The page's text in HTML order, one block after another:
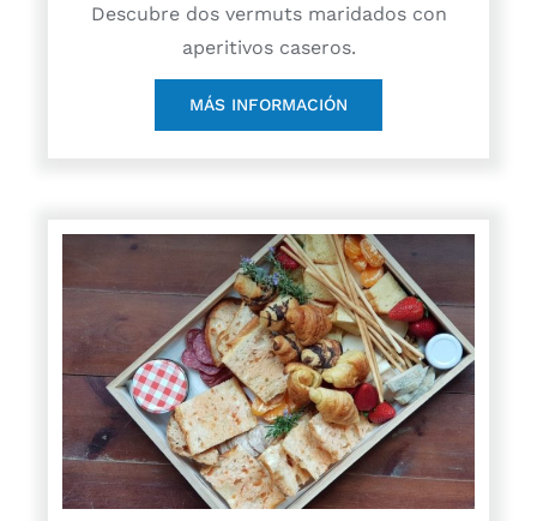
Descubre dos vermuts maridados con
aperitivos caseros.
MÁS INFORMACIÓN